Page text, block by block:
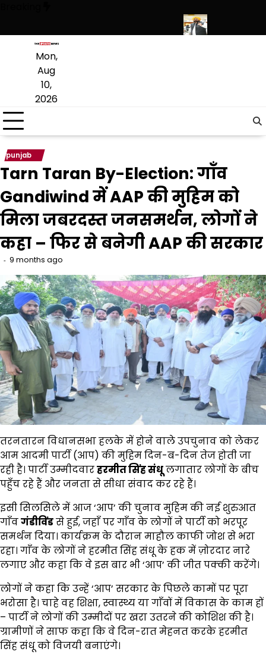
content
Mon,
Aug
10,
2026
punjab
Tarn Taran By-Election: गाँव
Gandiwind में AAP की मुहिम को
मिला जबरदस्त जनसमर्थन, लोगों ने
कहा – फिर से बनेगी AAP की सरकार
9 months ago
तरनतारन विधानसभा हलके में होने वाले उपचुनाव को लेकर
आम आदमी पार्टी (आप) की मुहिम दिन-ब-दिन तेज होती जा
रही है। पार्टी उम्मीदवारहरमीत सिंह संधूलगातार लोगों के बीच
पहुँच रहे हैं और जनता से सीधा संवाद कर रहे हैं।
इसी सिलसिले में आज ‘आप’ की चुनाव मुहिम की नई शुरुआत
गाँवगंडीविंडसे हुई, जहाँ पर गाँव के लोगों ने पार्टी को भरपूर
समर्थन दिया। कार्यक्रम के दौरान माहौल काफी जोश से भरा
रहा। गाँव के लोगों ने हरमीत सिंह संधू के हक में ज़ोरदार नारे
लगाए और कहा कि वे इस बार भी ‘आप’ की जीत पक्की करेंगे।
लोगों ने कहा कि उन्हें ‘आप’ सरकार के पिछले कामों पर पूरा
भरोसा है। चाहे वह शिक्षा, स्वास्थ्य या गाँवों में विकास के काम हों
– पार्टी ने लोगों की उम्मीदों पर खरा उतरने की कोशिश की है।
ग्रामीणों ने साफ कहा कि वे दिन-रात मेहनत करके हरमीत
सिंह संधू को विजयी बनाएंगे।